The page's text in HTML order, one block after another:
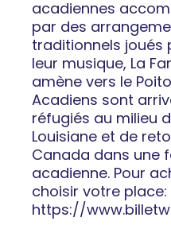
acadiennes
par des
traditionnels joués
leur musique, La
amène vers le
Acadiens sont
réfugiés au milieu
Louisiane et de
Canada dans une
acadienne. Pour
choisir votre place:
https://